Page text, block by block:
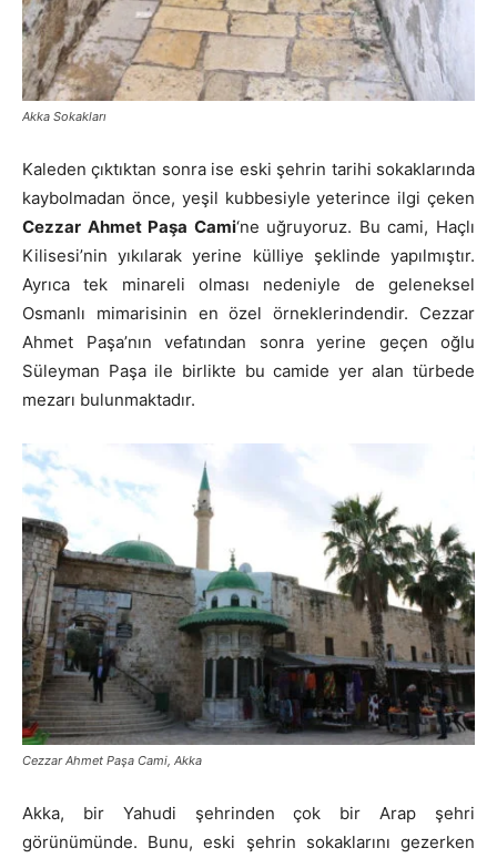
Akka Sokakları
Kaleden çıktıktan sonra ise eski şehrin tarihi sokaklarında
kaybolmadan önce, yeşil kubbesiyle yeterince ilgi çeken
Cezzar Ahmet Paşa Cami‘ne uğruyoruz. Bu cami, Haçlı
Kilisesi’nin yıkılarak yerine külliye şeklinde yapılmıştır.
Ayrıca tek minareli olması nedeniyle de geleneksel
Osmanlı mimarisinin en özel örneklerindendir. Cezzar
Ahmet Paşa’nın vefatından sonra yerine geçen oğlu
Süleyman Paşa ile birlikte bu camide yer alan türbede
mezarı bulunmaktadır.
Cezzar Ahmet Paşa Cami, Akka
Akka, bir Yahudi şehrinden çok bir Arap şehri
görünümünde. Bunu, eski şehrin sokaklarını gezerken